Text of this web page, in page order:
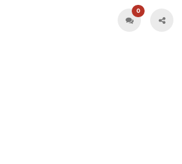
0